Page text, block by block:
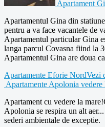
Apartament
Apartamentul Gina din
pentru a va face vacantele de
Apartamentul particular Gina
langa parcul Covasna fiind la
Apartamentul Gina are doua
Apartamente Eforie NordVezi
Apartamente Apolonia
Apartament cu vedere la
Apolonia se respira un alt
sederi ambientale de exceptie.